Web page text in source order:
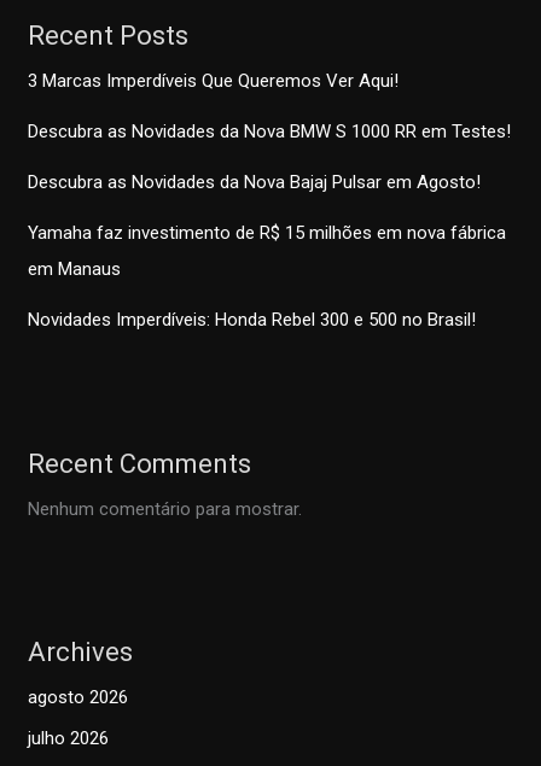
Recent Posts
3 Marcas Imperdíveis Que Queremos Ver Aqui!
Descubra as Novidades da Nova BMW S 1000 RR em Testes!
Descubra as Novidades da Nova Bajaj Pulsar em Agosto!
Yamaha faz investimento de R$ 15 milhões em nova fábrica
em Manaus
Novidades Imperdíveis: Honda Rebel 300 e 500 no Brasil!
Recent Comments
Nenhum comentário para mostrar.
Archives
agosto 2026
julho 2026